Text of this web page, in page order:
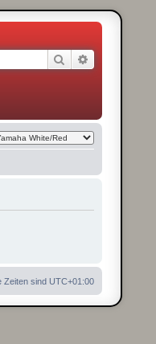
Suche
Zeiten sind UTC+01:00